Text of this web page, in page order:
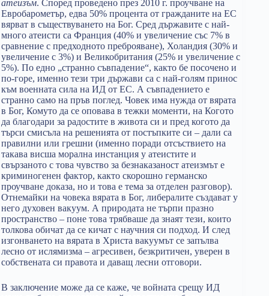
атеизъм. Според проведено през 2010 г. проучване на
Евробарометър, едва 50% процента от гражданите на ЕС
вярват в съществуването на Бог. Сред държавите с най-
много атеисти са Франция (40% и увеличение със 7% в
сравнение с предходното преброяване), Холандия (30% и
увеличение с 3%) и Великобритания (25% и увеличение с
5%). По едно „странно съвпадение“, както бе посочено и
по-горе, именно тези три държави са с най-голям принос
към военната сила на ИД от ЕС. А съвпадението е
странно само на пръв поглед. Човек има нужда от вярата
в Бог, Комуто да се оповава в тежки моменти, на Когото
да благодари за радостите в живота си и пред когото да
търси смисъла на решенията от постъпките си – дали са
правилни или грешни (именно поради отсъствието на
такава висша морална инстанция у атеистите и
свързаното с това чувство за безнаказаност атеизмът е
криминогенен фактор, както скорошно германско
проучване доказа, но и това е тема за отделен разговор).
Отнемайки на човека вярата в Бог, либералите създават у
него духовен вакуум. А природата не търпи празно
пространство – поне това трябваше да знаят тези, които
толкова обичат да се кичат с научния си подход. И след
изгонването на вярата в Христа вакуумът се запълва
лесно от ислямизма – агресивен, безкритичен, уверен в
собствената си правота и даващ лесни отговори.
В заключение може да се каже, че войната срещу ИД